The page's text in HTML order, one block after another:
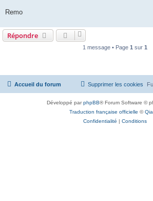
Remo
Répondre
1 message • Page 1 sur 1
Accueil du forum Supprimer les cookies
Développé parphpBB® Forum Software ©
Traduction française officielle ©
Confidentialité | Conditions